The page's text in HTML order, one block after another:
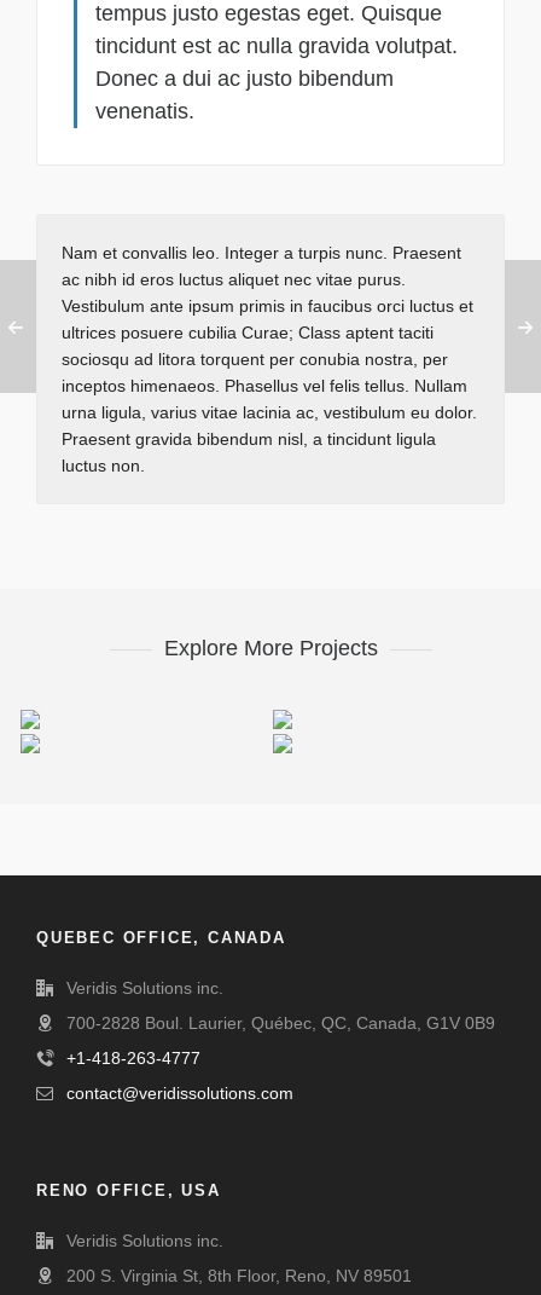
tempus justo egestas eget. Quisque
tincidunt est ac nulla gravida volutpat.
Donec a dui ac justo bibendum
venenatis.
Nam et convallis leo. Integer a turpis nunc. Praesent
ac nibh id eros luctus aliquet nec vitae purus.
Vestibulum ante ipsum primis in faucibus orci luctus et
ultrices posuere cubilia Curae; Class aptent taciti
sociosqu ad litora torquent per conubia nostra, per
inceptos himenaeos. Phasellus vel felis tellus. Nullam
urna ligula, varius vitae lacinia ac, vestibulum eu dolor.
Praesent gravida bibendum nisl, a tincidunt ligula
luctus non.
Explore More Projects
QUEBEC OFFICE, CANADA
Veridis Solutions inc.
700-2828 Boul. Laurier, Québec, QC, Canada, G1V 0B9
+1-418-263-4777
contact@veridissolutions.com
RENO OFFICE, USA
Veridis Solutions inc.
200 S. Virginia St, 8th Floor, Reno, NV 89501